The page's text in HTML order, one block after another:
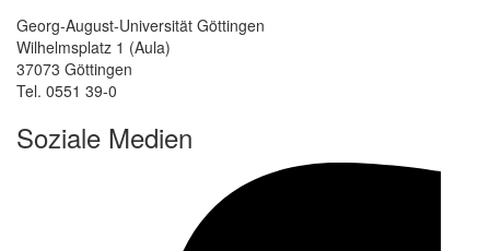
Georg-August-Universität Göttingen
Wilhelmsplatz 1 (Aula)
37073 Göttingen
Tel. 0551 39-0
Soziale Medien